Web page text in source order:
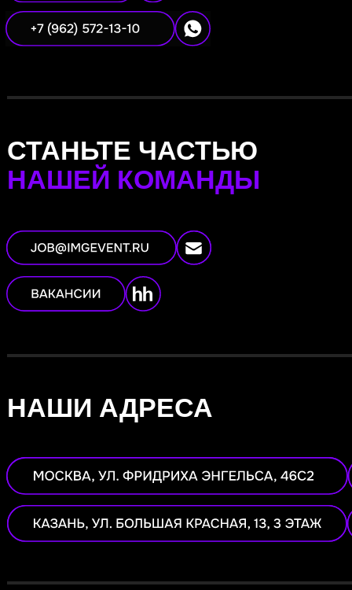
СТАНЬТЕ ЧАСТЬЮ
НАШЕЙ КОМАНДЫ
НАШИ АДРЕСА